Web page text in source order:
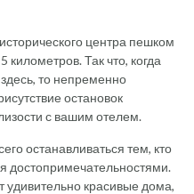
центра пешком
Так что, когда
то непременно
остановок
с вашим отелем.
останавливаться тем, кто
достопримечательностями.
удивительно красивые дома,